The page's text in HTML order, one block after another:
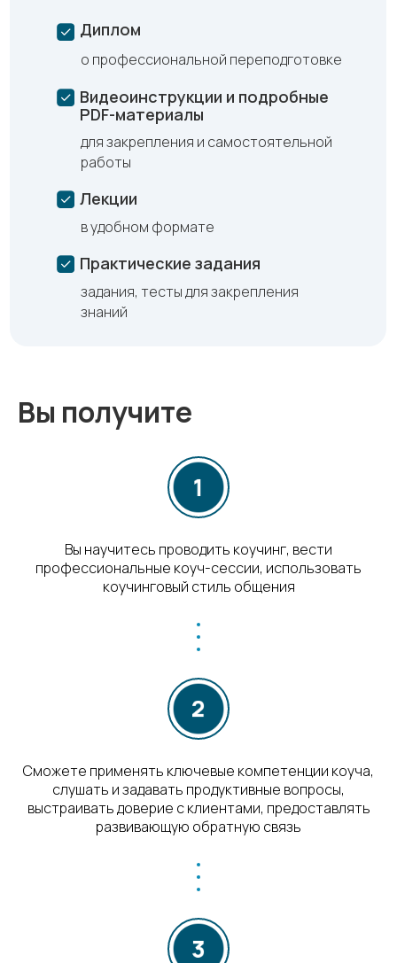
Лекции
Практические задания
Видеоинструкции и подробные
PDF-материалы
Диплом
для закрепления и самостоятельной
работы
в удобном формате
задания, тесты для закрепления
знаний
о профессиональной переподготовке
Вы получите
Вы научитесь проводить коучинг, вести
профессиональные коуч-сессии, использовать
коучинговый стиль общения
Сможете применять ключевые компетенции коуча,
слушать и задавать продуктивные вопросы,
выстраивать доверие с клиентами, предоставлять
развивающую обратную связь